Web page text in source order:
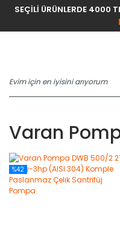
SEÇİLİ ÜRÜNLERDE 4000
Varan
%42